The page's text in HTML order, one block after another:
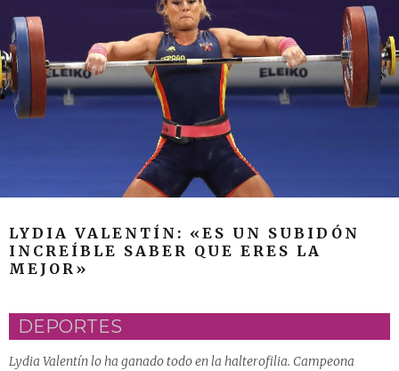
LYDIA VALENTÍN: «ES UN SUBIDÓN
INCREÍBLE SABER QUE ERES LA
MEJOR»
DEPORTES
Lydia Valentín lo ha ganado todo en la halterofilia. Campeona